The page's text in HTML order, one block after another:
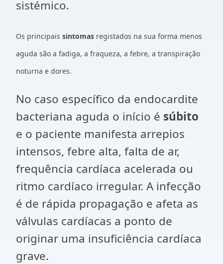
sistémico.
Os principais sintomas registados na sua forma menos
aguda são a fadiga, a fraqueza, a febre, a transpiração
noturna e dores.
No caso específico da endocardite
bacteriana aguda o início é súbito
e o paciente manifesta arrepios
intensos, febre alta, falta de ar,
frequência cardíaca acelerada ou
ritmo cardíaco irregular. A infecção
é de rápida propagação e afeta as
válvulas cardíacas a ponto de
originar uma insuficiência cardíaca
grave.